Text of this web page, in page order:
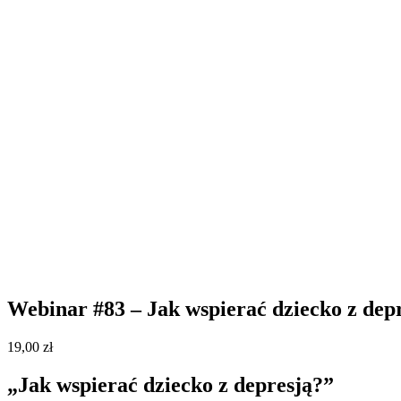
Webinar #83 – Jak wspierać dziecko z
19,00 zł
„Jak wspierać dziecko z depresją?”